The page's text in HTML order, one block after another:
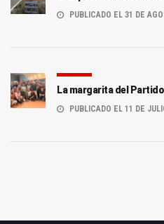
PUBLICADO EL 31 DE
La margarita del
PUBLICADO EL 11 DE